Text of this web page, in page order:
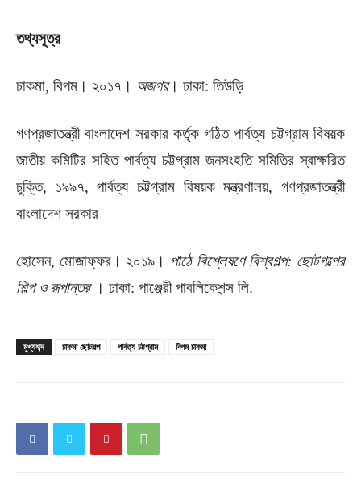
তথ্যসূত্র
চাকমা, বিপম। ২০১৭। অজগর। ঢাকা: তিউড়ি
গণপ্রজাতন্ত্রী বাংলাদেশ সরকার কর্তৃক গঠিত পার্বত্য চট্টগ্রাম বিষয়ক
জাতীয় কমিটির সহিত পার্বত্য চট্টগ্রাম জনসংহতি সমিতির স্বাক্ষরিত
চুক্তি, ১৯৯৭, পার্বত্য চট্টগ্রাম বিষয়ক মন্ত্রণালয়, গণপ্রজাতন্ত্রী
বাংলাদেশ সরকার
হোসেন, মোজাফ্‌ফর। ২০১৯। পাঠে বিশ্লেষণে বিশ্বগল্প: ছোটগল্পের
শিল্প ও রূপান্তর । ঢাকা: পাঞ্জেরী পাবলিকেশন্স লি.
মুখ্যশব্দ চাকমা ছোটগল্প পার্বত্য চট্টগ্রাম বিপম চাকমা